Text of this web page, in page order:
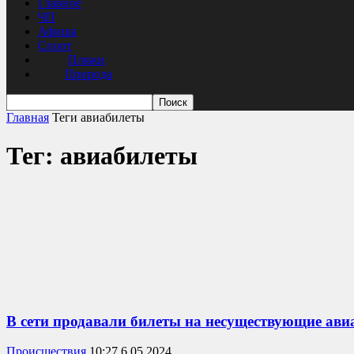
Главное
ЧП
Афиша
Спорт
Пляжи
Природа
Главная Теги авиабилеты
Тег: авиабилеты
В сети продавали билеты на несуществующие